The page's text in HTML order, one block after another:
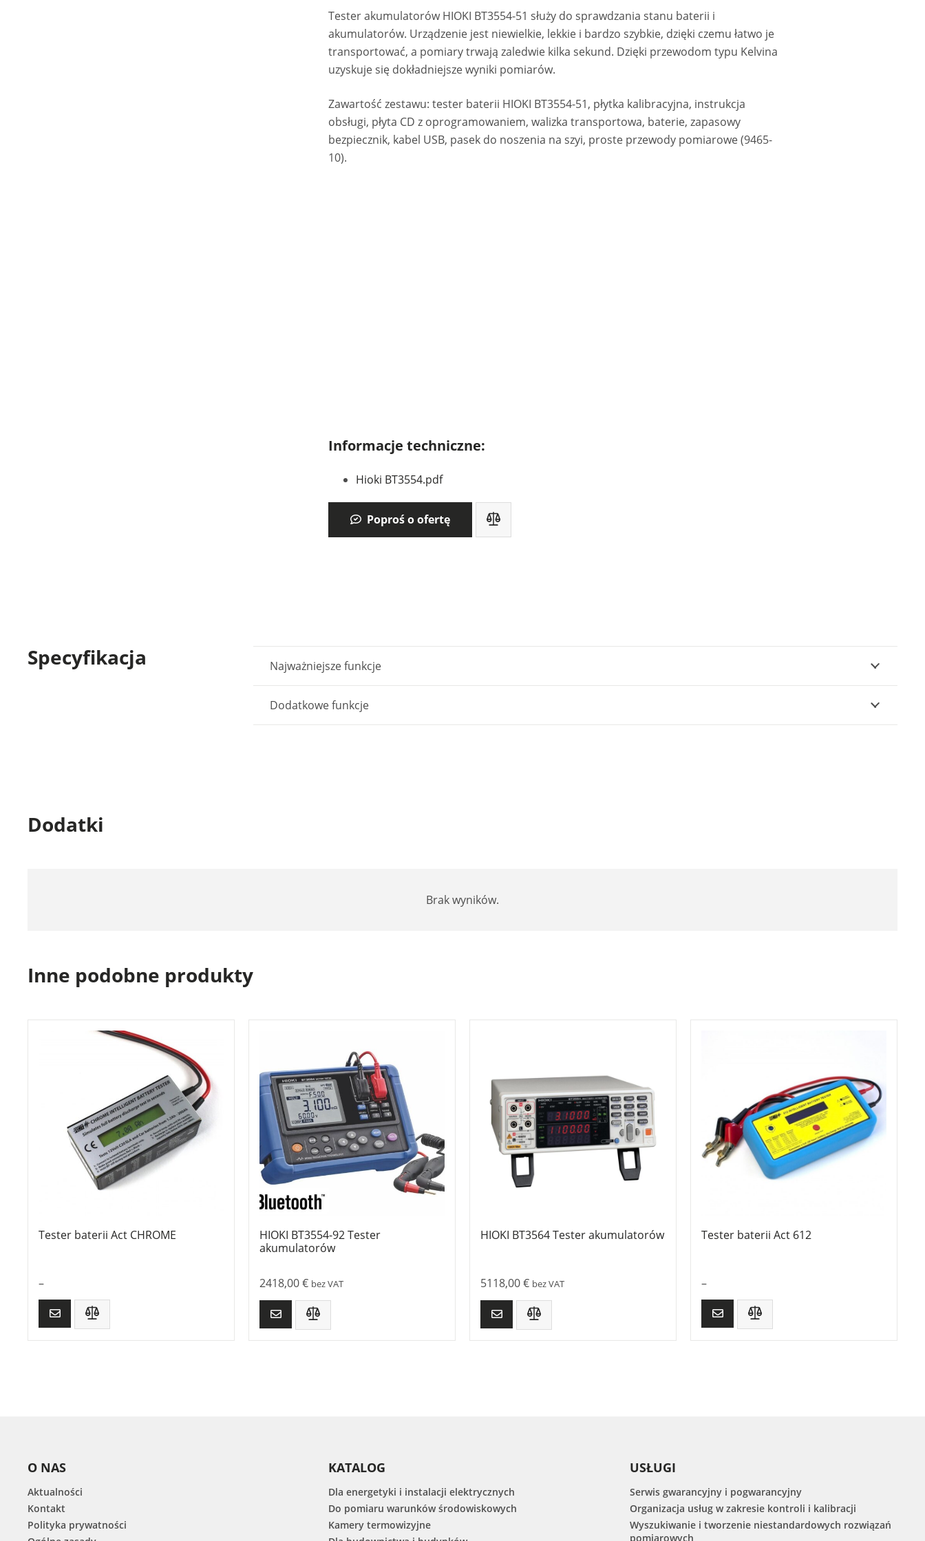
Tester akumulatorów HIOKI BT3554-51 służy do sprawdzania stanu baterii i
akumulatorów. Urządzenie jest niewielkie, lekkie i bardzo szybkie, dzięki czemu łatwo je
transportować, a pomiary trwają zaledwie kilka sekund. Dzięki przewodom typu Kelvina
uzyskuje się dokładniejsze wyniki pomiarów.
Zawartość zestawu: tester baterii HIOKI BT3554-51, płytka kalibracyjna, instrukcja
obsługi, płyta CD z oprogramowaniem, walizka transportowa, baterie, zapasowy
bezpiecznik, kabel USB, pasek do noszenia na szyi, proste przewody pomiarowe (9465-
10).
Informacje techniczne:
Hioki BT3554.pdf
Poproś o ofertę
Specyfikacja Najważniejsze funkcje
Dodatkowe funkcje
Dodatki
Brak wyników.
Inne podobne produkty
Tester baterii Act CHROME
–
HIOKI BT3554-92 Tester
akumulatorów
2418,00€ bez VAT
HIOKI BT3564 Tester akumulatorów
5118,00€ bez VAT
Tester baterii Act 612
–
O NAS
Aktualności
Kontakt
Polityka prywatności
KATALOG
Dla energetyki i instalacji elektrycznych
Do pomiaru warunków środowiskowych
Kamery termowizyjne
USŁUGI
Serwis gwarancyjny i pogwarancyjny
Organizacja usług w zakresie kontroli i kalibracji
Wyszukiwanie i tworzenie niestandardowych rozwiązań
pomiarowych